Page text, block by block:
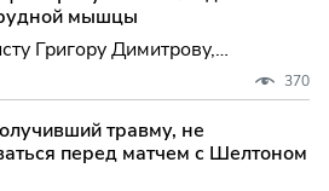
мышцы
Григору Димитрову,
время матча Уимблдона,
разрыв грудной мышцы,
спор...
370
травму, не
перед матчем с Шелтоном